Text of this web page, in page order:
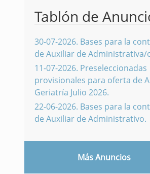
Tablón de
30-07-2026. Bases para la
de Auxiliar de Administrativa/
11-07-2026. Preseleccionadas
provisionales para oferta de
Geriatría Julio 2026.
22-06-2026. Bases para la
de Auxiliar de Administrativo.
Más Anuncios